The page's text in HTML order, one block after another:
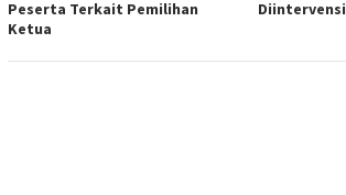
Peserta Terkait Pemilihan
Ketua
Diintervensi